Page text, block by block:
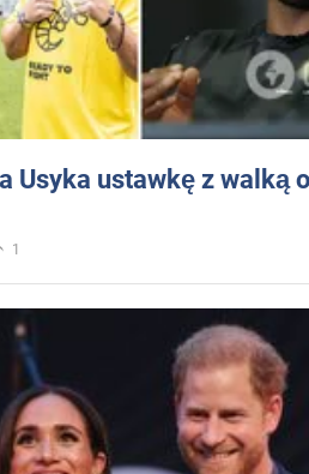
Usyka ustawkę z walką
1